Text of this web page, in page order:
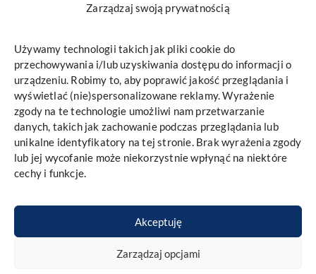
Zarządzaj swoją prywatnością
Używamy technologii takich jak pliki cookie do
przechowywania i/lub uzyskiwania dostępu do informacji o
urządzeniu. Robimy to, aby poprawić jakość przeglądania i
wyświetlać (nie)spersonalizowane reklamy. Wyrażenie
zgody na te technologie umożliwi nam przetwarzanie
danych, takich jak zachowanie podczas przeglądania lub
unikalne identyfikatory na tej stronie. Brak wyrażenia zgody
lub jej wycofanie może niekorzystnie wpłynąć na niektóre
cechy i funkcje.
Akceptuję
Zarządzaj opcjami
Kontakt
INFORMACJE
Mapa strony
Polityka prywatności i cookies
Promieniowanie RTG
Księga rejestrowa RPWDL:000000168826
lek. dent. A. Heflich-Sala (PWZ: 1487718), lek. dent. T. Bobek (PWZ: 1304071), lek.